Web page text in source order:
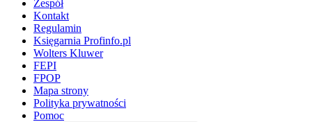
Zespół
Kontakt
Regulamin
Księgarnia Profinfo.pl
Wolters Kluwer
FEPI
FPOP
Mapa strony
Polityka prywatności
Pomoc